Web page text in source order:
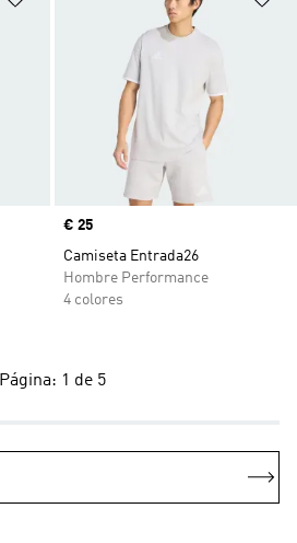
Precio
€ 25
Camiseta Entrada26
Hombre Performance
4 colores
Página: 1 de 5